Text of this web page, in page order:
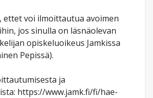
ettet voi ilmoittautua avoimen
jos sinulla on läsnäolevan
opiskeluoikeus Jamkissa
Pepissä).
ja
https://www.jamk.fi/fi/hae-